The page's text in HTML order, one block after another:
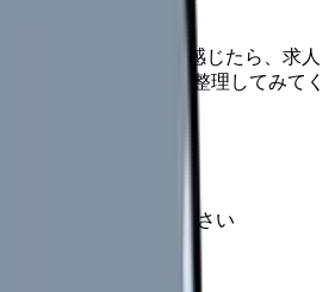
す。
いいのかな...」そう感じたら、求人
したい不安を分けて整理してみてく
情報を確認してください